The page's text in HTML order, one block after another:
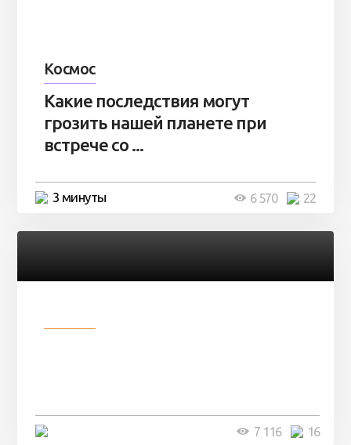
Космос
Какие последствия могут
грозить нашей планете при
встрече со ...
3 минуты 22
6 570
16
7 116